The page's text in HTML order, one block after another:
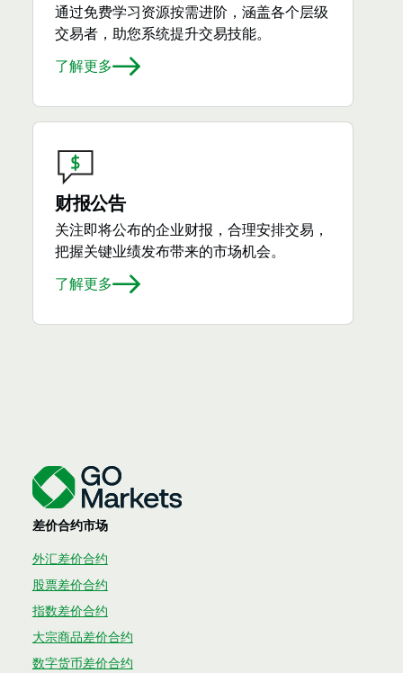
通过免费学习资源按需进阶，涵盖各个层级
交易者，助您系统提升交易技能。
了解更多
财报公告
关注即将公布的企业财报，合理安排交易，
把握关键业绩发布带来的市场机会。
了解更多
差价合约市场
外汇差价合约
股票差价合约
指数差价合约
大宗商品差价合约
数字货币差价合约